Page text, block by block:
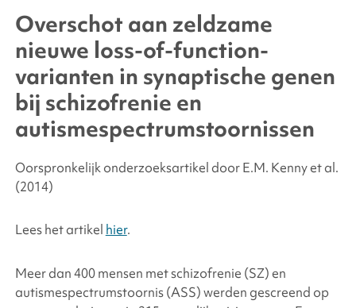
Overschot aan zeldzame
nieuwe loss-of-function-
varianten in synaptische genen
bij schizofrenie en
autismespectrumstoornissen
Oorspronkelijk onderzoeksartikel door E.M. Kennyet al.
(2014)
Lees het artikel hier.
Meer dan 400 mensen met schizofrenie (SZ) en
autismespectrumstoornis (ASS) werden gescreend op